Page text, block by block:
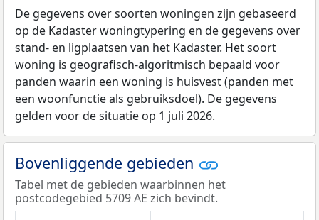
De gegevens over soorten woningen zijn gebaseerd
op de Kadaster woningtypering en de gegevens over
stand- en ligplaatsen van het Kadaster. Het soort
woning is geografisch-algoritmisch bepaald voor
panden waarin een woning is huisvest (panden met
een woonfunctie als gebruiksdoel). De gegevens
gelden voor de situatie op 1 juli 2026.
Bovenliggende gebieden
Tabel met de gebieden waarbinnen het
postcodegebied 5709 AE zich bevindt.